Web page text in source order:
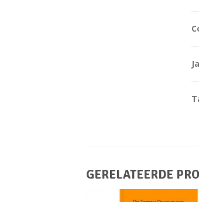
GERELATEERDE